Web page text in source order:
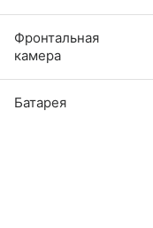
Фронтальная
камера
Батарея